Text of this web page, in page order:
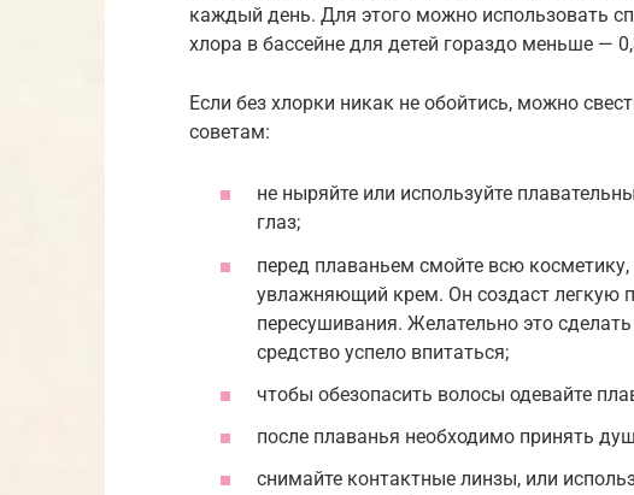
каждый день. Для этого можно использовать
хлора в бассейне для детей гораздо меньше —
Если без хлорки никак не обойтись, можно
советам:
не ныряйте или используйте
глаз;
перед плаваньем смойте всю
увлажняющий крем. Он создаст легкую
пересушивания. Желательно это
средство успело впитаться;
чтобы обезопасить волосы одевайте
после плаванья необходимо принять
снимайте контактные линзы, или